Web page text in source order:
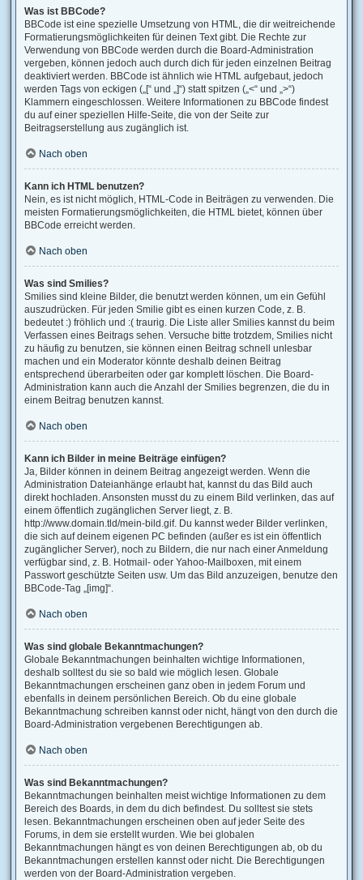
Was ist BBCode?
BBCode ist eine spezielle Umsetzung von HTML, die dir weitreichende
Formatierungsmöglichkeiten für deinen Text gibt. Die Rechte zur
Verwendung von BBCode werden durch die Board-Administration
vergeben, können jedoch auch durch dich für jeden einzelnen Beitrag
deaktiviert werden. BBCode ist ähnlich wie HTML aufgebaut, jedoch
werden Tags von eckigen („[“ und „]“) statt spitzen („<“ und „>“)
Klammern eingeschlossen. Weitere Informationen zu BBCode findest
du auf einer speziellen Hilfe-Seite, die von der Seite zur
Beitragserstellung aus zugänglich ist.
Nach oben
Kann ich HTML benutzen?
Nein, es ist nicht möglich, HTML-Code in Beiträgen zu verwenden. Die
meisten Formatierungsmöglichkeiten, die HTML bietet, können über
BBCode erreicht werden.
Nach oben
Was sind Smilies?
Smilies sind kleine Bilder, die benutzt werden können, um ein Gefühl
auszudrücken. Für jeden Smilie gibt es einen kurzen Code, z. B.
bedeutet :) fröhlich und :( traurig. Die Liste aller Smilies kannst du beim
Verfassen eines Beitrags sehen. Versuche bitte trotzdem, Smilies nicht
zu häufig zu benutzen, sie können einen Beitrag schnell unlesbar
machen und ein Moderator könnte deshalb deinen Beitrag
entsprechend überarbeiten oder gar komplett löschen. Die Board-
Administration kann auch die Anzahl der Smilies begrenzen, die du in
einem Beitrag benutzen kannst.
Nach oben
Kann ich Bilder in meine Beiträge einfügen?
Ja, Bilder können in deinem Beitrag angezeigt werden. Wenn die
Administration Dateianhänge erlaubt hat, kannst du das Bild auch
direkt hochladen. Ansonsten musst du zu einem Bild verlinken, das auf
einem öffentlich zugänglichen Server liegt, z. B.
http://www.domain.tld/mein-bild.gif. Du kannst weder Bilder verlinken,
die sich auf deinem eigenen PC befinden (außer es ist ein öffentlich
zugänglicher Server), noch zu Bildern, die nur nach einer Anmeldung
verfügbar sind, z. B. Hotmail- oder Yahoo-Mailboxen, mit einem
Passwort geschützte Seiten usw. Um das Bild anzuzeigen, benutze den
BBCode-Tag „[img]“.
Nach oben
Was sind globale Bekanntmachungen?
Globale Bekanntmachungen beinhalten wichtige Informationen,
deshalb solltest du sie so bald wie möglich lesen. Globale
Bekanntmachungen erscheinen ganz oben in jedem Forum und
ebenfalls in deinem persönlichen Bereich. Ob du eine globale
Bekanntmachung schreiben kannst oder nicht, hängt von den durch die
Board-Administration vergebenen Berechtigungen ab.
Nach oben
Was sind Bekanntmachungen?
Bekanntmachungen beinhalten meist wichtige Informationen zu dem
Bereich des Boards, in dem du dich befindest. Du solltest sie stets
lesen. Bekanntmachungen erscheinen oben auf jeder Seite des
Forums, in dem sie erstellt wurden. Wie bei globalen
Bekanntmachungen hängt es von deinen Berechtigungen ab, ob du
Bekanntmachungen erstellen kannst oder nicht. Die Berechtigungen
werden von der Board-Administration vergeben.